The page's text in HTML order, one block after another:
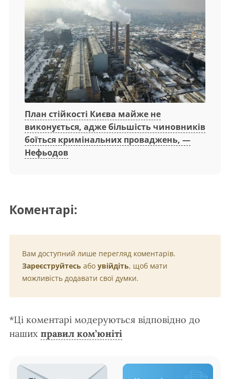
План стійкості Києва майже не
виконується, адже більшість чиновників
боїться кримінальних проваджень, —
Нефьодов
Коментарі:
Вам доступний лише перегляд коментарів.
Зареєструйтесь або увійдіть, щоб мати
можливість додавати свої думки.
*Ці коментарі модеруються відповідно до
наших правил ком’юніті